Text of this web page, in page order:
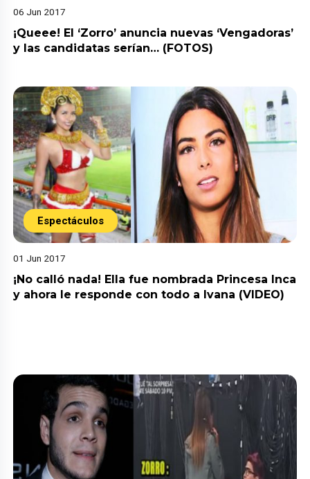
06 Jun 2017
¡Queee! El ‘Zorro’ anuncia nuevas ‘Vengadoras’
y las candidatas serían… (FOTOS)
Espectáculos
01 Jun 2017
¡No calló nada! Ella fue nombrada Princesa Inca
y ahora le responde con todo a Ivana (VIDEO)